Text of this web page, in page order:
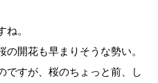
。
開花も早まりそうな勢い。
ですが、桜のちょっと前、し